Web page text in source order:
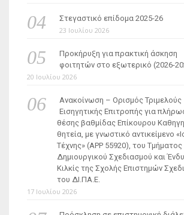
Στεγαστικό επίδομα 2025-26
23 Ιουλίου 2026
Προκήρυξη για πρακτική άσκηση
φοιτητών στο εξωτερικό (2026-
20 Ιουλίου 2026
Ανακοίνωση – Ορισμός Τριμελούς
Εισηγητικής Επιτροπής για
θέσης βαθμίδας Επίκουρου
θητεία, με γνωστικό αντικείμενο
Τέχνης» (ΑΡΡ 55920), του Τμήματος
Δημιουργικού Σχεδιασμού και
Κιλκίς της Σχολής Επιστημών
του ΔΙ.ΠΑ.Ε.
17 Ιουλίου 2026